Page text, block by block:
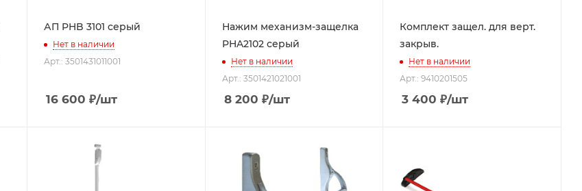
АП PHB 3101 серый
Нет в наличии
Арт.: 3501431011001
16 600 ₽/шт
Нажим механизм-защелка
PHA2102 серый
Нет в наличии
Арт.: 3501421021001
8 200 ₽/шт
Комплект защел. для верт.
закрыв.
Нет в наличии
Арт.: 9410201505
3 400 ₽/шт